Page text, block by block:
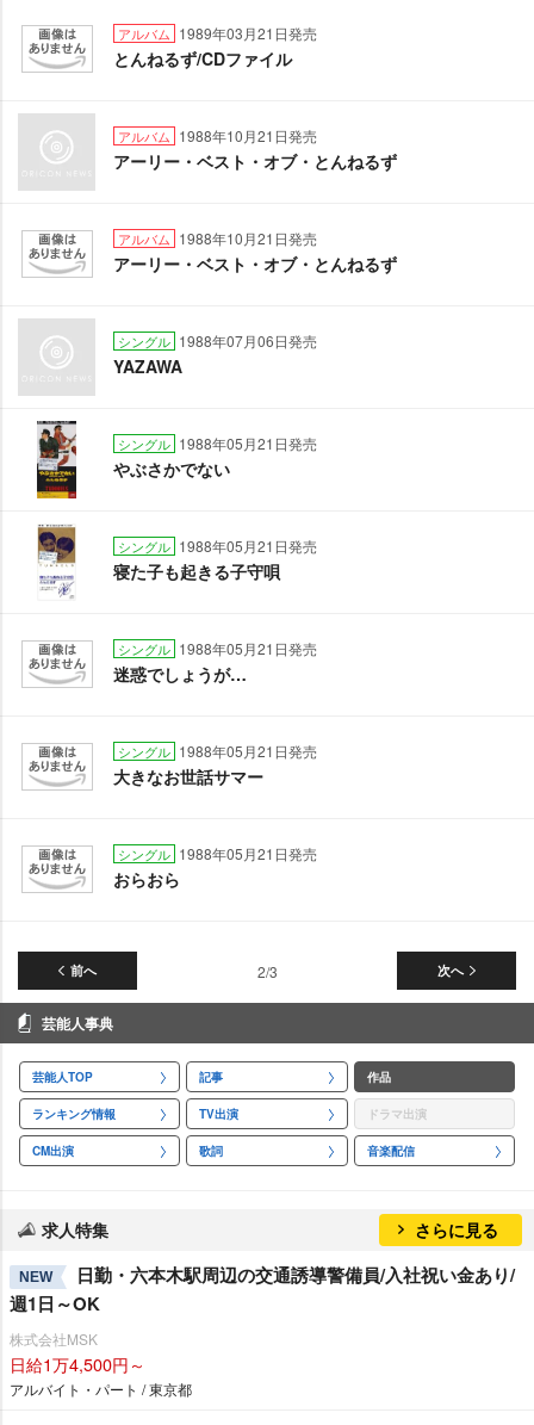
アルバム 1989年03月21日発売
とんねるず/CDファイル
アルバム 1988年10月21日発売
アーリー・ベスト・オブ・とんねるず
アルバム 1988年10月21日発売
アーリー・ベスト・オブ・とんねるず
シングル 1988年07月06日発売
YAZAWA
シングル 1988年05月21日発売
ぶさかでない
シングル 1988年05月21日発売
寝た子も起きる子守唄
シングル 1988年05月21日発売
迷惑でしょうが…
シングル 1988年05月21日発売
大きなお世話サマー
シングル 1988年05月21日発売
おらおら
前へ 次へ
2/3
芸能人事典
芸能人TOP 記事 作品
ランキング情報 TV出演 ドラマ出演
CM出演 歌詞 音楽配信
求人特集 さらに見る
NEW
日勤・六本木駅周辺の交通誘導警備員/入社祝い金あり/
週1日～OK
株式会社MSK
日給1万4,500円～
アルバイト・パート / 東京都